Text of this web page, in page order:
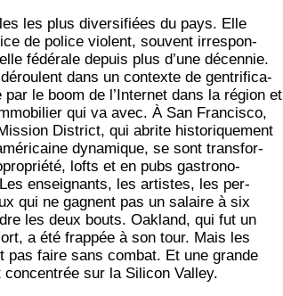
les plus diver­si­fiées du pays. Elle
de police violent, sou­vent irres­pon­
fédé­rale depuis plus d’une décen­nie.
dans un contexte de gen­tri­fi­ca­
le boom de l’In­ter­net dans la région et
qui va avec. À San Fran­cis­co,
Dis­trict, qui abrite his­to­ri­que­ment
dyna­mique, se sont trans­for­
lofts et en pubs gas­tro­no­
ensei­gnants, les artistes, les per­
qui ne gagnent pas un salaire à six
les deux bouts. Oak­land, qui fut un
a été frap­pée à son tour. Mais les
pas faire sans com­bat. Et une grande
sur la Sili­con Valley.